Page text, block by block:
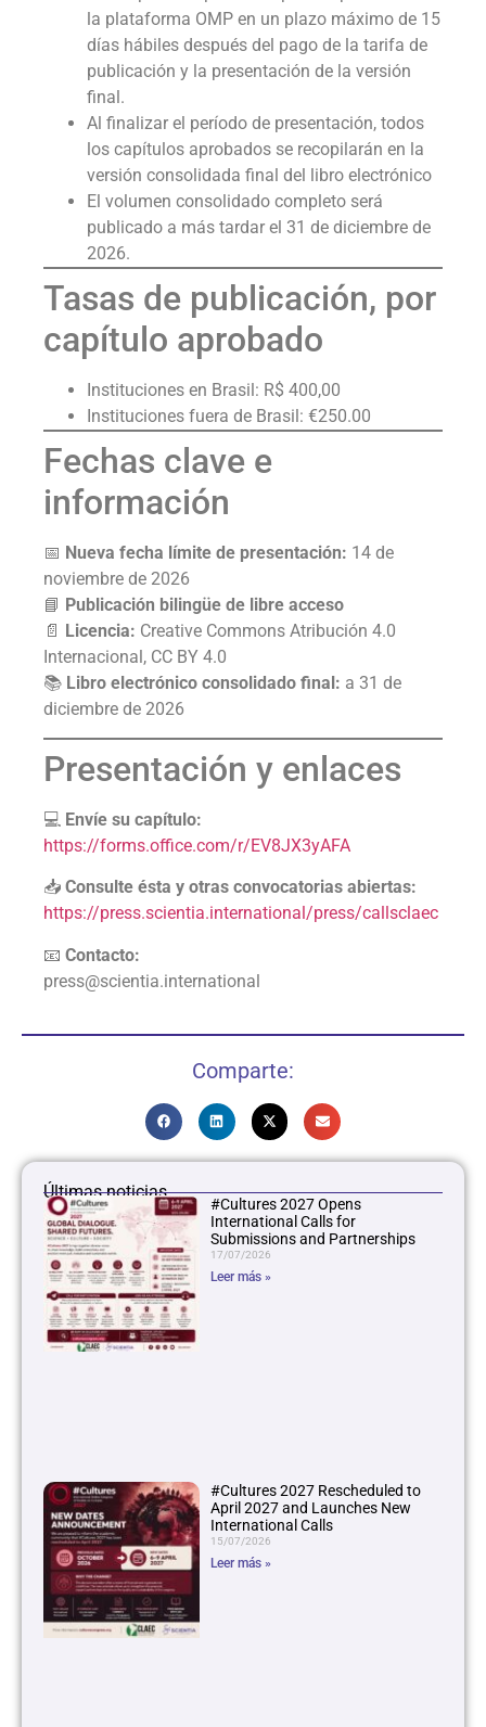
la plataforma OMP en un plazo máximo de 15
días hábiles después del pago de la tarifa de
publicación y la presentación de la versión
final.
Al finalizar el período de presentación, todos
los capítulos aprobados se recopilarán en la
versión consolidada final del libro electrónico
El volumen consolidado completo será
publicado a más tardar el 31 de diciembre de
2026.
Tasas de publicación, por
capítulo aprobado
Instituciones en Brasil: R$ 400,00
Instituciones fuera de Brasil: €250.00
Fechas clave e
información
📅 Nueva fecha límite de presentación: 14 de
noviembre de 2026
📘 Publicación bilingüe de libre acceso
📄 Licencia: Creative Commons Atribución 4.0
Internacional, CC BY 4.0
📚 Libro electrónico consolidado final: a 31 de
diciembre de 2026
Presentación y enlaces
💻 Envíe su capítulo:
https://forms.office.com/r/EV8JX3yAFA
📥 Consulte ésta y otras convocatorias abiertas:
https://press.scientia.international/press/callsclaec
📧 Contacto:
press@scientia.international
Comparte:
Últimas noticias
#Cultures 2027 Opens
International Calls for
Submissions and Partnerships
17/07/2026
Leer más »
#Cultures 2027 Rescheduled to
April 2027 and Launches New
International Calls
15/07/2026
Leer más »